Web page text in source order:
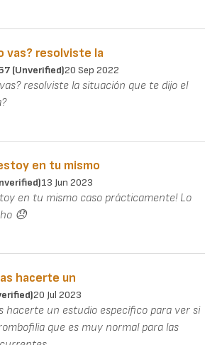
vas? resolviste la
(unverified)20 Sep 2022
resolviste la situación que te dijo el
en tu mismo
13 Jun 2023
en tu mismo caso prácticamente! Lo
😞
hacerte un
20 Jul 2023
hacerte un estudio específico para ver si
que es muy normal para las